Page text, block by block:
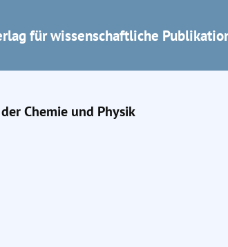
für wissenschaftliche
Chemie und Physik